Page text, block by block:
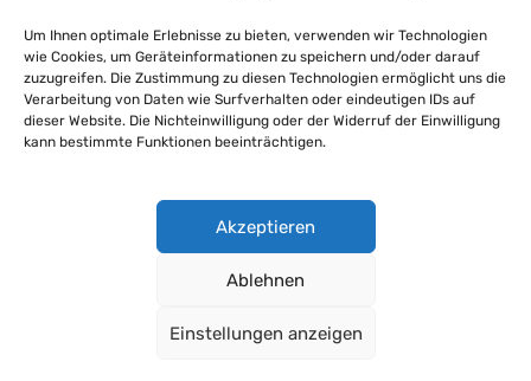
Um Ihnen optimale Erlebnisse zu bieten, verwenden wir Technologien
wie Cookies, um Geräteinformationen zu speichern und/oder darauf
zuzugreifen. Die Zustimmung zu diesen Technologien ermöglicht uns die
Verarbeitung von Daten wie Surfverhalten oder eindeutigen IDs auf
dieser Website. Die Nichteinwilligung oder der Widerruf der Einwilligung
kann bestimmte Funktionen beeinträchtigen.
Akzeptieren
Ablehnen
Einstellungen anzeigen
Fr 08:00 bis 11:30 und 13:30 bis 16:00 Uhr
Impressum
Cookie-Richtlinie
Datenschutzerklärung für Mitglieder und Kunden